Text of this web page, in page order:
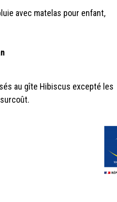
avec matelas pour enfant,
au gîte Hibiscus excepté les